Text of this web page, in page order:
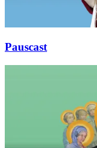
Pauscast